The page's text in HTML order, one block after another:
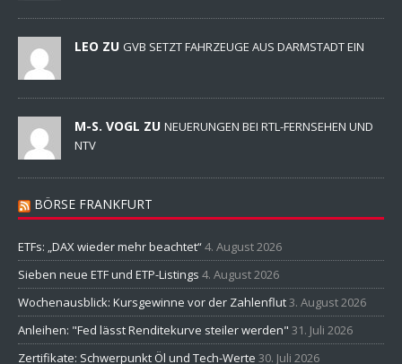
LEO ZU GVB SETZT FAHRZEUGE AUS DARMSTADT EIN
M-S. VOGL ZU NEUERUNGEN BEI RTL-FERNSEHEN UND
NTV
BÖRSE FRANKFURT
ETFs: „DAX wieder mehr beachtet“4. August 2026
Sieben neue ETF und ETP-Listings 4. August 2026
Wochenausblick: Kursgewinne vor der Zahlenflut3. August 2026
Anleihen: "Fed lässt Renditekurve steiler werden" 31. Juli 2026
Zertifikate: Schwerpunkt Öl und Tech-Werte 30. Juli 2026